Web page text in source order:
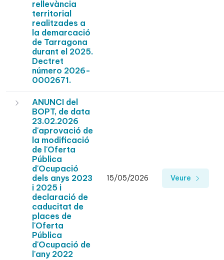
rellevància
territorial
realitzades a
la demarcació
de Tarragona
durant el 2025.
Dectret
número 2026-
0002671.
ANUNCI del
BOPT, de data
23.02.2026
d'aprovació de
la modificació
de l'Oferta
Pública
d'Ocupació
dels anys 2023
i 2025 i
declaració de
caducitat de
places de
l'Oferta
Pública
d'Ocupació de
l'any 2022
15/05/2026 Veure